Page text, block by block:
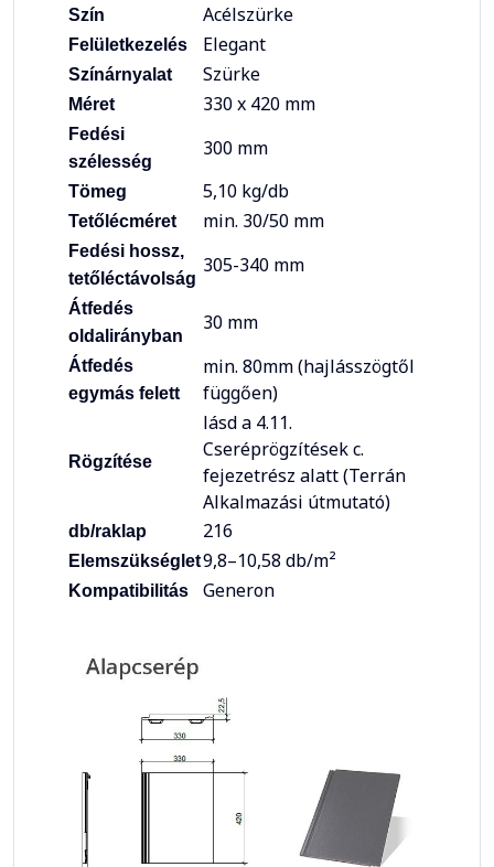
Szín Acélszürke
Felületkezelés Elegant
Színárnyalat Szürke
Méret 330 x 420 mm
Fedési
szélesség
300 mm
Tömeg 5,10 kg/db
Tetőlécméret min. 30/50 mm
Fedési hossz,
tetőléctávolság
305-340 mm
Átfedés
oldalirányban
30 mm
Átfedés
egymás felett
min. 80mm (hajlásszögtől
függően)
Rögzítése
lásd a 4.11.
Cseréprögzítések c.
fejezetrész alatt (Terrán
Alkalmazási útmutató)
db/raklap 216
Elemszükséglet9,8–10,58 db/m²
Kompatibilitás Generon